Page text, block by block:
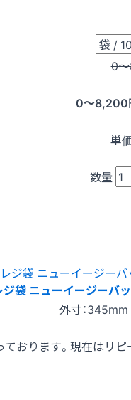
0
0〜8,200
単価
数量
ジ袋 ニューイージーバ
外寸：
おります。現在はリ